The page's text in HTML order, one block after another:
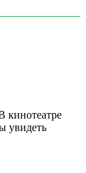
кинотеатре
увидеть